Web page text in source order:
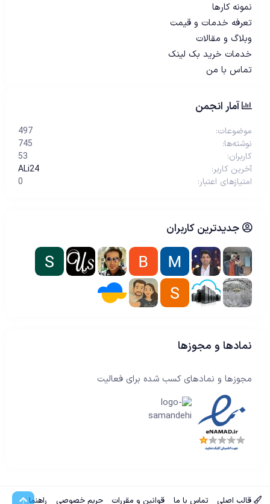
نمونه کارها
تعرفه خدمات و قیمت
وبلاگ و مقالات
خدمات خرید بک لینک
تماس با من
آمار انجمن
موضوعات
497
نوشته‌ها
745
کاربران
53
آخرین کاربر
ALi24
امتیازهای اعتبار
0
جدیدترین کاربران
نمادها و مجوزها
مجوزها و نمادهای کسب شده برای فعالیت
قالب اصلی تماس با ما قوانین و مقررات حریم خصوصی راهنما